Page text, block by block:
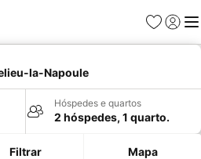
Favoritos
Iniciar
la-Napoule
Hóspedes e quartos
2 hóspedes, 1 quarto.
Filtrar Mapa